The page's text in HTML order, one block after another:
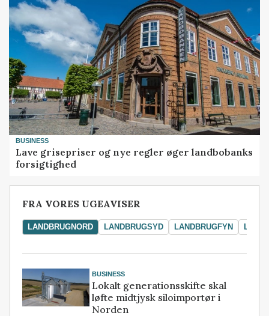
BUSINESS
Lave grisepriser og nye regler øger landbobanks
forsigtighed
FRA VORES UGEAVISER
LANDBRUGNORD LANDBRUGSYD LANDBRUGFYN
BUSINESS
Lokalt generationsskifte skal
løfte midtjysk siloimportør i
Norden